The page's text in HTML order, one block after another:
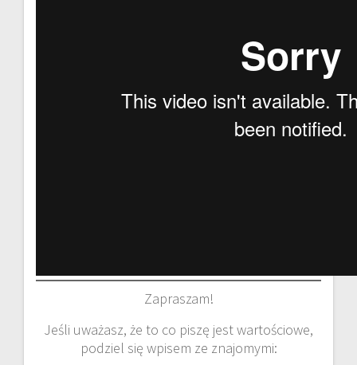
Zapraszam!
Jeśli uważasz, że to co piszę jest wartościowe,
podziel się wpisem ze znajomymi: